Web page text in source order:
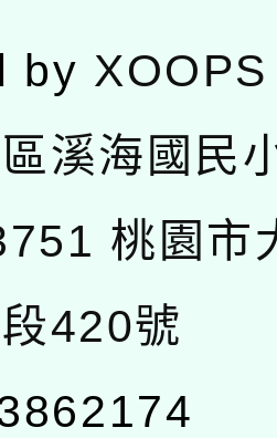
by XOOPS
溪海國民
桃園市
420號